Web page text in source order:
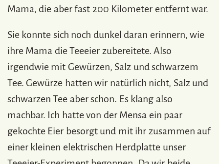
Mama, die aber fast 200 Kilometer entfernt war.
Sie konnte sich noch dunkel daran erinnern, wie
ihre Mama die Teeeier zubereitete. Also
irgendwie mit Gewürzen, Salz und schwarzem
Tee. Gewürze hatten wir natürlich nicht, Salz und
schwarzen Tee aber schon. Es klang also
machbar. Ich hatte von der Mensa ein paar
gekochte Eier besorgt und mit ihr zusammen auf
einer kleinen elektrischen Herdplatte unser